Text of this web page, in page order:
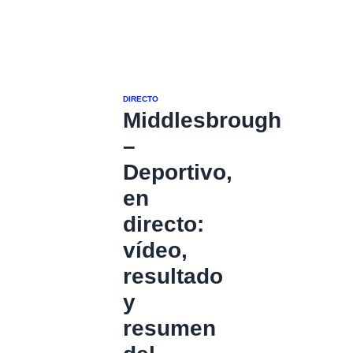
DIRECTO
Middlesbrough
–
Deportivo,
en
directo:
vídeo,
resultado
y
resumen